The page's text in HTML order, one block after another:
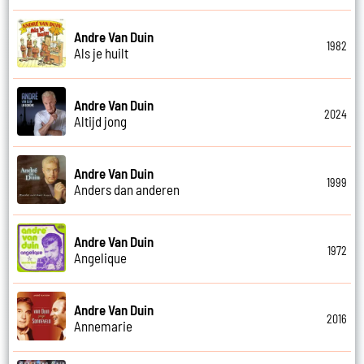
Andre Van Duin
Als je huilt
1982
Andre Van Duin
Altijd jong
2024
Andre Van Duin
Anders dan anderen
1999
Andre Van Duin
Angelique
1972
Andre Van Duin
Annemarie
2016